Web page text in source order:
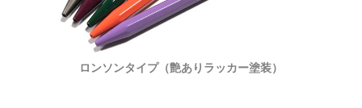
ロンソンタイプ（艶ありラッカー塗装）